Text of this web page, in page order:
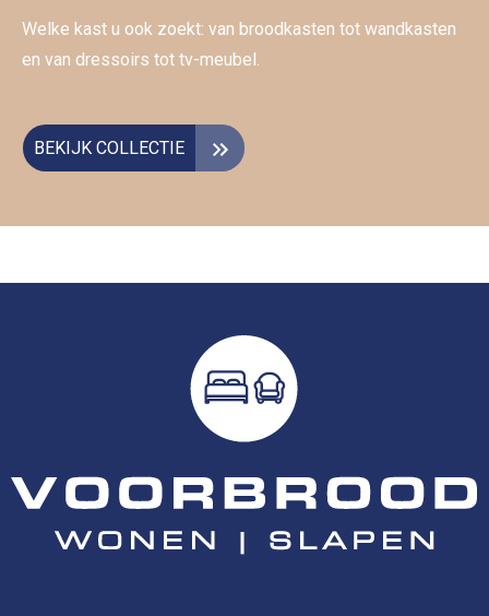
Welke kast u ook zoekt: van broodkasten tot wandkasten
en van dressoirs tot tv-meubel.
BEKIJK COLLECTIE